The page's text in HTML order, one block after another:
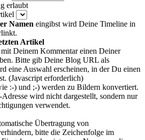
erlaubt
Namen eingibst wird Deine Timeline in
Artikel
Deinem Kommentar einen Deiner
Bitte gib Deine Blog URL als
eine Auswahl erscheinen, in der Du einen
(Javascript erforderlich)
:-) und ;-) werden zu Bildern konvertiert.
wird nicht dargestellt, sondern nur
verwendet.
Übertragung von
bitte die Zeichenfolge im